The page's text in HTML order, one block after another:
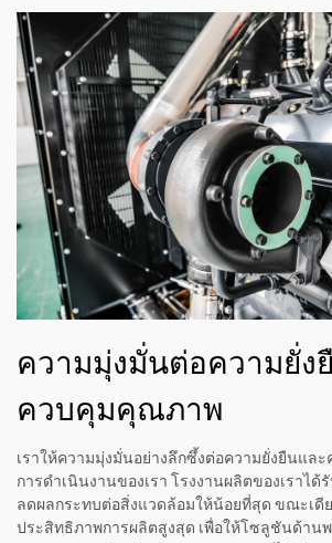
ความมุ่งมั่นต่อความยั่ง
ควบคุมคุณภาพ
เราให้ความมุ่งมั่นอย่างลึกซึ้งต่อความยั่งยืนแล
การดำเนินงานของเรา โรงงานผลิตของเราได้
ลดผลกระทบต่อสิ่งแวดล้อมให้น้อยที่สุด ขณะเดี
ประสิทธิภาพการผลิตสูงสุด เพื่อให้โซลูชันด้าน